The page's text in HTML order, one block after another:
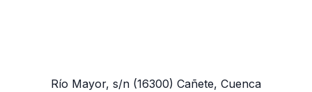
Río Mayor, s/n (16300) Cañete, Cuenca